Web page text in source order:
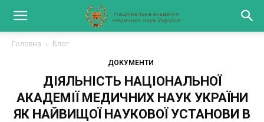
Головна Блог
ДОКУМЕНТИ
ДІЯЛЬНІСТЬ НАЦІОНАЛЬНОЇ
АКАДЕМІЇ МЕДИЧНИХ НАУК УКРАЇНИ
ЯК НАЙВИЩОЇ НАУКОВОЇ УСТАНОВИ В